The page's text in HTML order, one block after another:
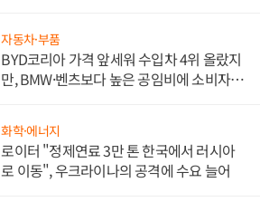
자동차·부품
BYD코리아 가격 앞세워 수입차 4위 올랐지
만, BMW·벤츠보다 높은 공임비에 소비자
화학·에너지
로이터 "정제연료 3만 톤 한국에서 러시아
로 이동", 우크라이나의 공격에 수요 늘어